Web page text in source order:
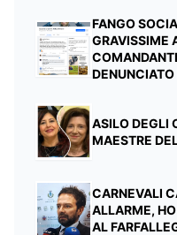
FANGO
GRAVISSIME
DENUNCIATO
ASILO DEGLI
MAESTRE
CARNEVALI
ALLARME,
AL